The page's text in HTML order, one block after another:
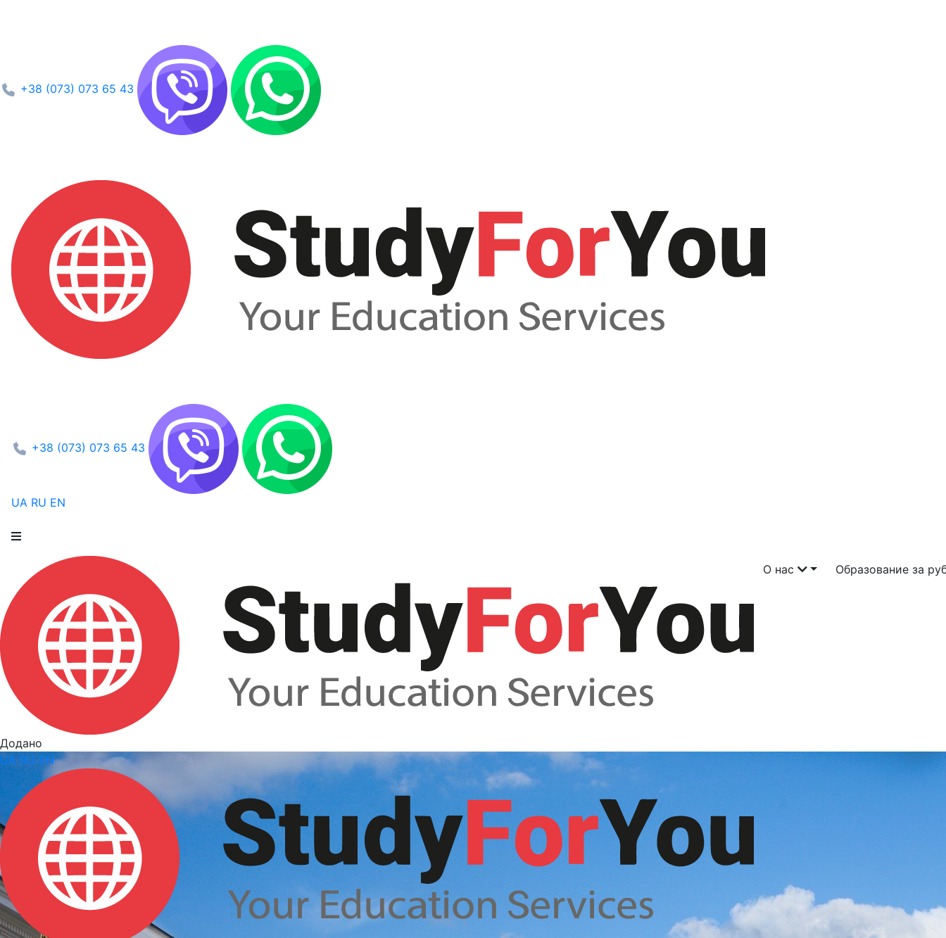
+38 (073) 073 65 43
+38 (073) 073 65 43
UA RU EN
О нас Образование за
Додано
UA RU EN